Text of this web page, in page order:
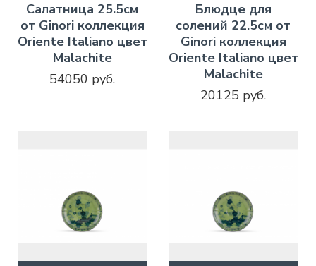
Салатница 25.5см
от Ginori коллекция
Oriente Italiano цвет
Malachite
54050 руб.
Блюдце для
солений 22.5см от
Ginori коллекция
Oriente Italiano цвет
Malachite
20125 руб.